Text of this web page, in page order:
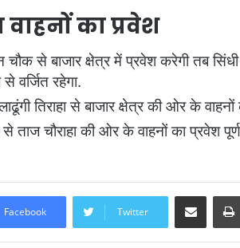
वाहनों का प्रवेश
से बाजार क्षेत्र में प्रवेश करेगी तब सिंधी
वर्जित रहेगा.
तिराहा से बाजार क्षेत्र की ओर के
से ताज चौराहा की ओर के वाहनों का प्रवेश
Facebook Twitter
Share via Email